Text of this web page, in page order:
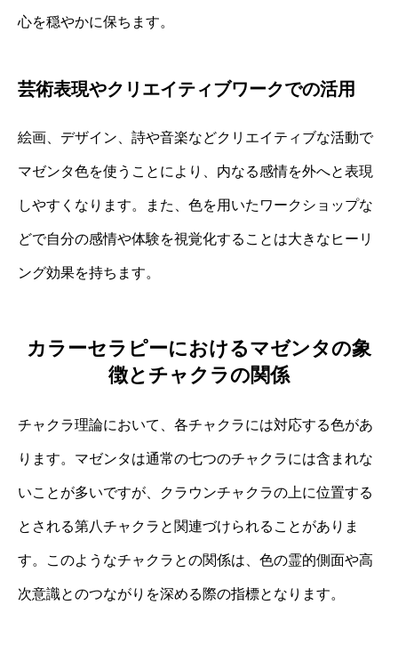
心を穏やかに保ちます。
芸術表現やクリエイティブワークでの活用
絵画、デザイン、詩や音楽などクリエイティブな活動で
マゼンタ色を使うことにより、内なる感情を外へと表現
しやすくなります。また、色を用いたワークショップな
どで自分の感情や体験を視覚化することは大きなヒーリ
ング効果を持ちます。
カラーセラピーにおけるマゼンタの象
徴とチャクラの関係
チャクラ理論において、各チャクラには対応する色があ
ります。マゼンタは通常の七つのチャクラには含まれな
いことが多いですが、クラウンチャクラの上に位置する
とされる第八チャクラと関連づけられることがありま
す。このようなチャクラとの関係は、色の霊的側面や高
次意識とのつながりを深める際の指標となります。